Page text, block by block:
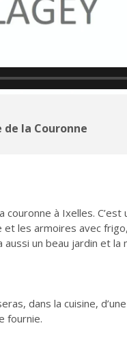
de la Couronne
couronne à Ixelles.
et les armoires avec
aussi un beau jardin et
dans la cuisine,
fournie.